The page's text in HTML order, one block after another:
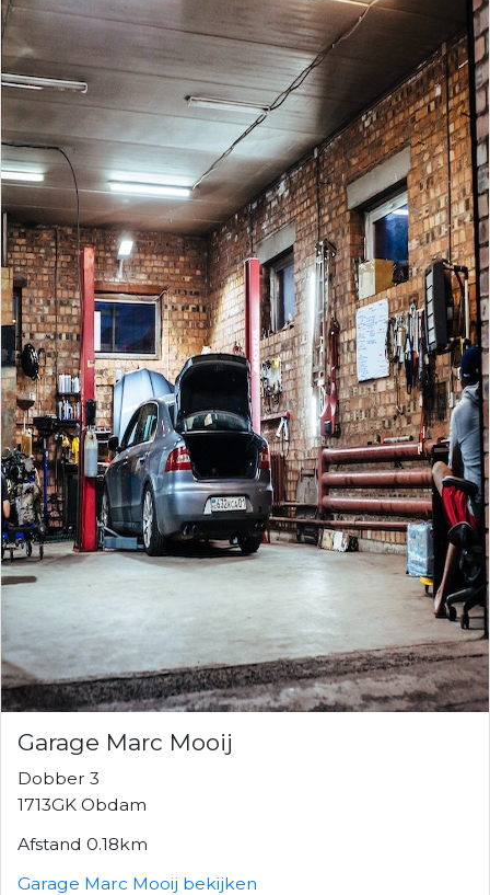
Garage Marc Mooij
Dobber 3
1713GK Obdam
Afstand 0.18km
Garage Marc Mooij bekijken